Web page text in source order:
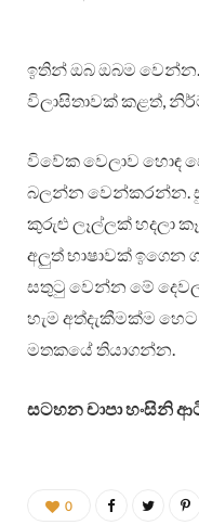
ඉතින් ඔබ ඔබම
විලාසිතාවක් කළත්,
විවේක වෙලාව හොඳ
බලන්න වෙන්කරන්න.
කුරුළු ලෑල්ලක් හදලා
අලුත් භාෂාවක්
සතුටු වෙන්න මේ
හැම අත්දැකීමක්ම
මතකයේ තියාගන්න.
සටහන චාපා හංසිනි
0